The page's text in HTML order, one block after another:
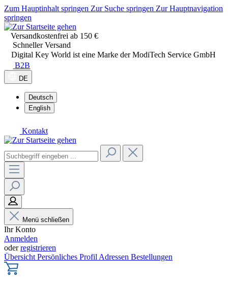
Zum Hauptinhalt springen Zur Suche springen Zur Hauptnavigation
springen
Versandkostenfrei ab 150 €
Schneller Versand
Digital Key World ist eine Marke der ModiTech Service GmbH
B2B
DE
Deutsch
English
Kontakt
Menü schließen
Ihr Konto
Anmelden
oderregistrieren
Übersicht Persönliches Profil Adressen Bestellungen